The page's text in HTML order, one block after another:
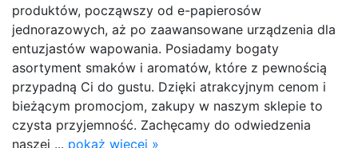
produktów, począwszy od e-papierosów
jednorazowych, aż po zaawansowane urządzenia dla
entuzjastów wapowania. Posiadamy bogaty
asortyment smaków i aromatów, które z pewnością
przypadną Ci do gustu. Dzięki atrakcyjnym cenom i
bieżącym promocjom, zakupy w naszym sklepie to
czysta przyjemność. Zachęcamy do odwiedzenia
naszej ... pokaż więcej »